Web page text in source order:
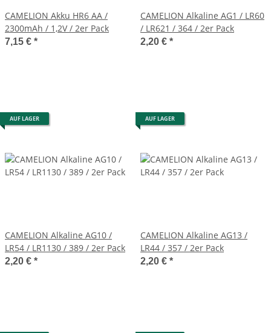
CAMELION Akku HR6 AA /
2300mAh / 1,2V / 2er Pack
7,15 € *
CAMELION Alkaline AG1 / LR60
/ LR621 / 364 / 2er Pack
2,20 € *
AUF LAGER
CAMELION Alkaline AG10 /
LR54 / LR1130 / 389 / 2er Pack
2,20 € *
AUF LAGER
CAMELION Alkaline AG13 /
LR44 / 357 / 2er Pack
2,20 € *